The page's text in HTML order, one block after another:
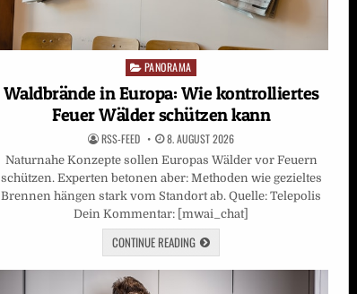
Posted
in
PANORAMA
Waldbrände in Europa: Wie kontrolliertes
Feuer Wälder schützen kann
RSS-FEED 8. AUGUST 2026
Naturnahe Konzepte sollen Europas Wälder vor Feuern
schützen. Experten betonen aber: Methoden wie gezieltes
Brennen hängen stark vom Standort ab. Quelle: Telepolis
Dein Kommentar: [mwai_chat]
CONTINUE READING